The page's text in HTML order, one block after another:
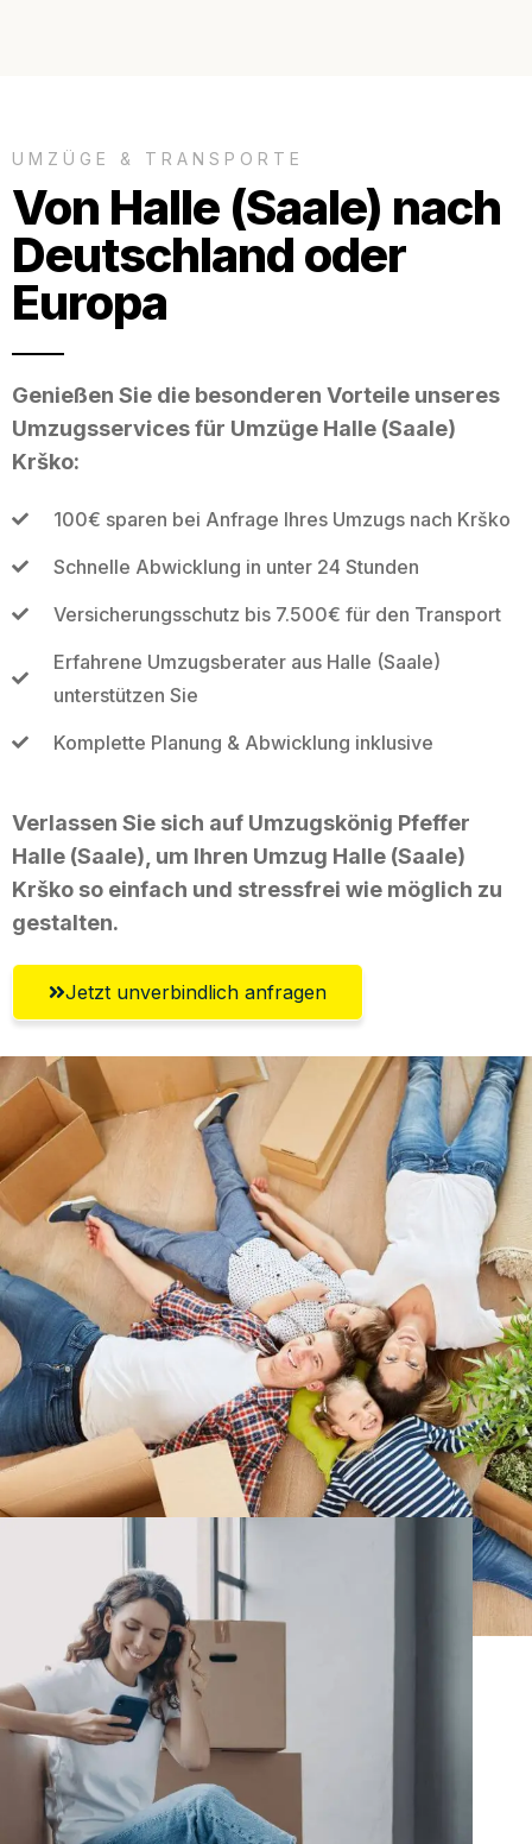
UMZÜGE & TRANSPORTE
Von Halle (Saale) nach
Deutschland oder
Europa
Genießen Sie die besonderen Vorteile unseres
Umzugsservices für Umzüge Halle (Saale)
Krško:
100€ sparen bei Anfrage Ihres Umzugs nach Krško
Schnelle Abwicklung in unter 24 Stunden
Versicherungsschutz bis 7.500€ für den Transport
Erfahrene Umzugsberater aus Halle (Saale)
unterstützen Sie
Komplette Planung & Abwicklung inklusive
Verlassen Sie sich auf Umzugskönig Pfeffer
Halle (Saale), um Ihren Umzug Halle (Saale)
Krško so einfach und stressfrei wie möglich zu
gestalten.
Jetzt unverbindlich anfragen